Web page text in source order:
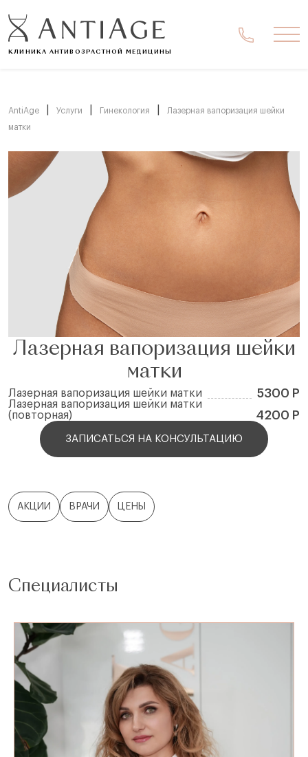
КЛИНИКА АНТИВОЗРАСТНОЙ МЕДИЦИНЫ
AntiAge Услуги Гинекология
Лазерная вапоризация шейки
матки
Лазерная вапоризация шейки
матки
Лазерная вапоризация шейки матки 5300 Р
Лазерная вапоризация шейки матки
(повторная)
4200 Р
ЗАПИСАТЬСЯ НА КОНСУЛЬТАЦИЮ
АКЦИИ ВРАЧИ ЦЕНЫ
Специалисты